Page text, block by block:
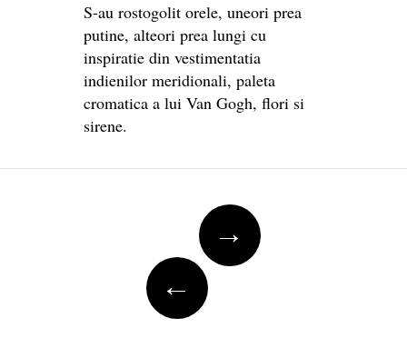
S-au rostogolit orele, uneori prea
putine, alteori prea lungi cu
inspiratie din vestimentatia
indienilor meridionali, paleta
cromatica a lui Van Gogh, flori si
sirene.
navigation
→
←